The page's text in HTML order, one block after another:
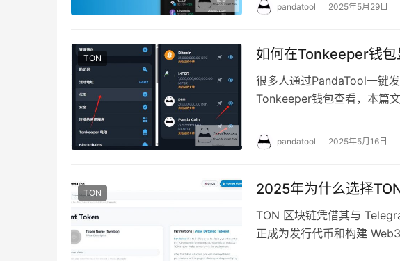
pandatool 2025年5月29日
TON 如何在Tonkeeper钱包
很多人通过PandaTool一键
Tonkeeper钱包查看，本篇
pandatool 2025年5月16日
TON 2025年为什么选择
TON 区块链凭借其与
正成为发行代币和构建